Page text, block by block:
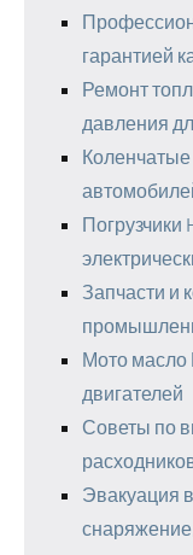
гарантией
Ремонт
давления
Погрузчики
Запчасти и
Мото масло
двигателей
Советы по
Эвакуация